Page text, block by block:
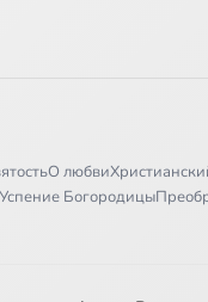
О любви
Успение Богородицы